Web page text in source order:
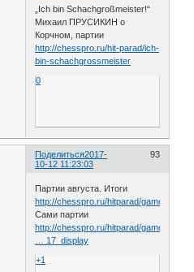
„Ich bin Schachgroßmeister!“
Михаил ПРУСИКИН о
Корчном, партии
http://chesspro.ru/hit-parad/ich-
bin-schachgrossmeister
0
Поделиться 93
2017-
10-12 11:23:03
Партии августа. Итоги
http://chesspro.ru/hitparad/
Сами партии
http://chesspro.ru/hitparad/game_of_the
… 17_display
+1